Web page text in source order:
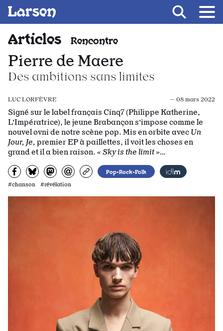
Fil d’ariane
Articles Rencontre
Pierre de Maere
Des ambitions sans limites
LUC LORFÈVRE — 08 mars 2022
Signé sur le label français Cinq7 (Philippe Katherine,
L’Impératrice), le jeune Brabançon s’impose comme le
nouvel ovni de notre scène pop. Mis en orbite avec Un
Jour, Je, premier EP à paillettes, il voit les choses en
grand et il a bien raison. « Sky is the limit »…
Partagez sur Facebook
Partager sur Bluesky
Partager sur Mastodon
Partagez par e-mail
Copiez l’urlPop•Rock•Folk
#chanson #révélation